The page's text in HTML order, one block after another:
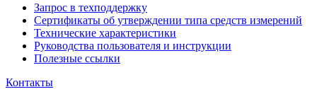
Запрос в техподдержку
Сертификаты об утверждении типа средств измерений
Технические характеристики
Руководства пользователя и инструкции
Полезные ссылки
Контакты